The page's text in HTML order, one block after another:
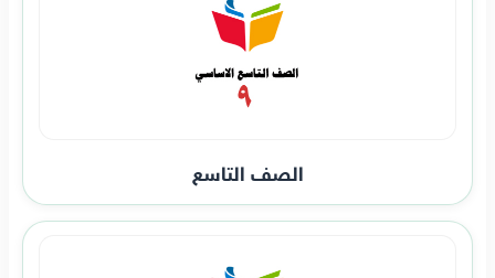
الصف التاسع